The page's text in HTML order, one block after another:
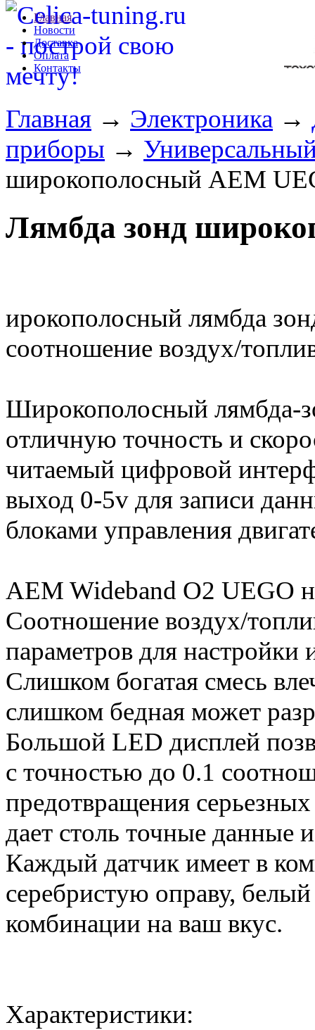
Главная
Новости
Доставка
Оплата
Контакты
Главная → Электроника →
приборы →
широкополосный AEM
Лямбда зонд
ирокополосный лямбда
соотношение воздух/
Широкополосный лямбда-
отличную точность и
читаемый цифровой
выход 0-5v для записи
блоками управления
AEM Wideband O2 UEGO
Соотношение воздух/
параметров для настройки
Слишком богатая смесь
слишком бедная может
Большой LED дисплей
с точностью до 0.1
предотвращения
дает столь точные данные
Каждый датчик имеет в
серебристую оправу,
комбинации на ваш вкус.
Характеристики: